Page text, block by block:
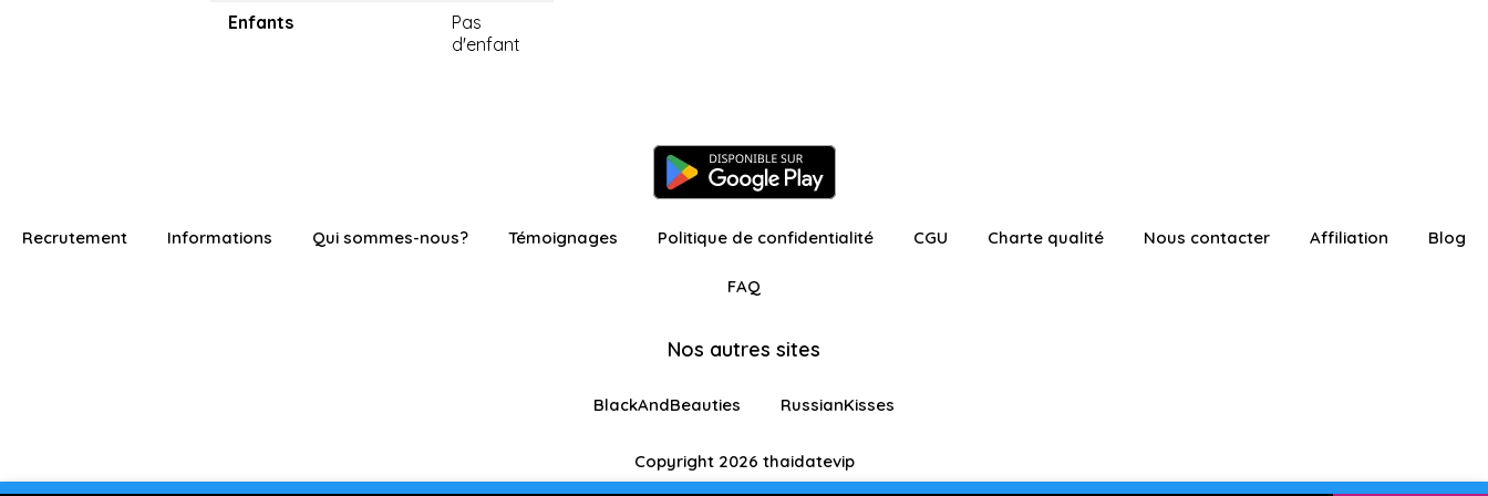
Enfants
Pas
d'enfant
Recrutement Informations Qui sommes-nous? Témoignages Politique de confidentialité CGU Charte qualité Nous contacter Affiliation Blog
FAQ
Nos autres sites
BlackAndBeauties RussianKisses
Copyright 2026 thaidatevip